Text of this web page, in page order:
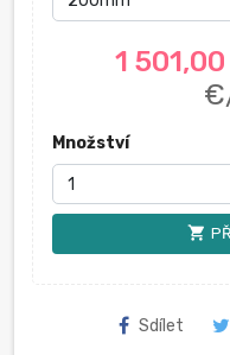
1
Množství
shopping_cart
Sdílet